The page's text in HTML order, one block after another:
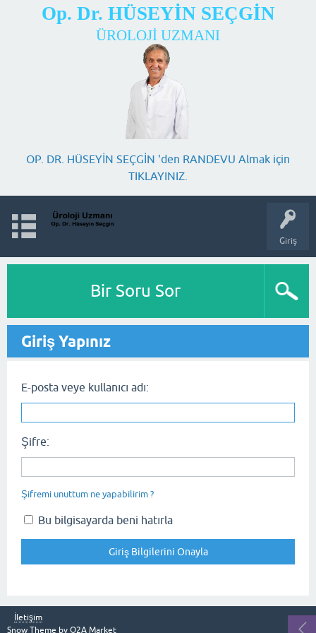
Op. Dr. HÜSEYİN SEÇGİN
ÜROLOJİ UZMANI
OP. DR. HÜSEYİN SEÇGİN 'den RANDEVU Almak için
TIKLAYINIZ.
Giriş
Bir Soru Sor
Giriş Yapınız
E-posta veye kullanıcı adı:
Şifre:
Şifremi unuttum ne yapabilirim ?
Bu bilgisayarda beni hatırla
İletişim
Snow Theme by Q2A Market